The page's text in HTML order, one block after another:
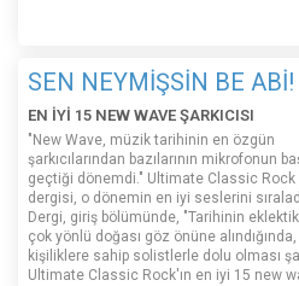
SEN NEYMİŞSİN BE ABİ!
EN İYİ 15 NEW WAVE ŞARKICISI
"New Wave, müzik tarihinin en özgün
şarkıcılarından bazılarının mikrofonun
geçtiği dönemdi." Ultimate Classic Rock
dergisi, o dönemin en iyi seslerini
Dergi, giriş bölümünde, "Tarihinin
çok yönlü doğası göz önüne
kişiliklere sahip solistlerle dolu olması
Ultimate Classic Rock'ın en iyi 15 new